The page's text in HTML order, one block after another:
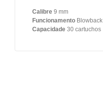
Calibre 9 mm
Funcionamento Blowback
Capacidade 30 cartuchos